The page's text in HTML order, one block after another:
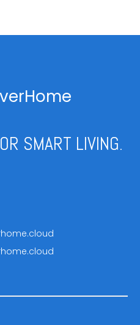
SMART LIVING.